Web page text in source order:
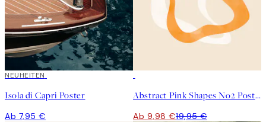
NEUHEITEN
Isola di Capri Poster
Ab 7,95 €
Abstract Pink Shapes No2 Poster
Ab 9,98 €19,95 €